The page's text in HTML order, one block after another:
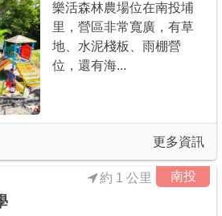
樂活森林農場位在南投埔
里，營區非常寬廣，有草
地、水泥棧板、雨棚營
位，還有海...
更多資訊
南投
約 1 公里